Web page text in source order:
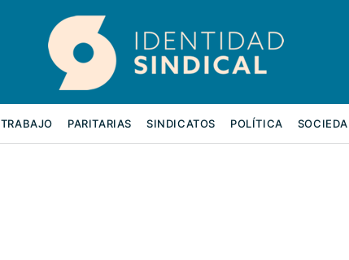
TRABAJO PARITARIAS SINDICATOS POLÍTICA